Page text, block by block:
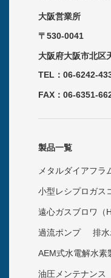
大阪営業所
〒530-0041
大阪府大阪市北区
TEL：06-6242-
FAX：06-6351-
製品一覧
メタルダイアフラ
小型レシプロガス
遠心ガスブロワ（
過流ポンプ 排
AEM式水電解水素
油圧メンテナンス